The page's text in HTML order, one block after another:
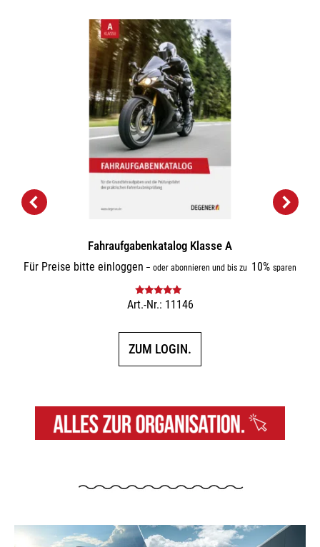
Fahraufgabenkatalog Klasse A
Für Preise bitte einloggen – oder abonnieren und bis zu 10% sparen
Bewertet mit
Art.-Nr.: 11146
ZUM LOGIN.